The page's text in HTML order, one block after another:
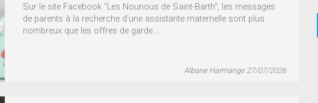
Sur le site Facebook “Les Nounous de Saint-Barth”, les messages
de parents à la recherche d’une assistante maternelle sont plus
nombreux que les offres de garde....
Albane Harmange 27/07/2026